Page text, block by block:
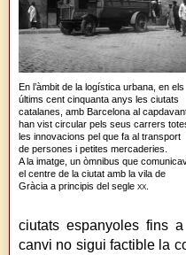
En l’àmbit de la logística urbana, en els
últims cent cinquanta anys les ciutats
catalanes, amb Barcelona al
han vist circular pels seus carrers
les innovacions pel que fa al transport
de persones i petites mercaderies.
A la imatge, un òmnibus que
el centre de la ciutat amb la vila de
Gràcia a principis del segle xx
ciutats espanyoles fins
canvi no sigui factible la